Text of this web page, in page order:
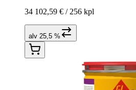
34 102,59 € / 256 kpl
alv 25,5 %